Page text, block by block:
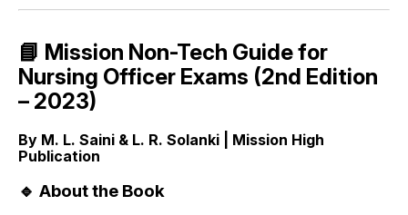
📘 Mission Non-Tech Guide for
Nursing Officer Exams (2nd Edition
– 2023)
By M. L. Saini & L. R. Solanki | Mission High
Publication
🔹 About the Book